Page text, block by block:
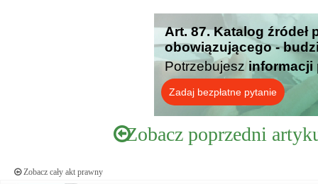
Art. 87. Katalog źródeł
obowiązującego -
Potrzebujesz informacji
Zadaj bezpłatne pytanie
Zobacz poprzedni
Zobacz cały akt prawny